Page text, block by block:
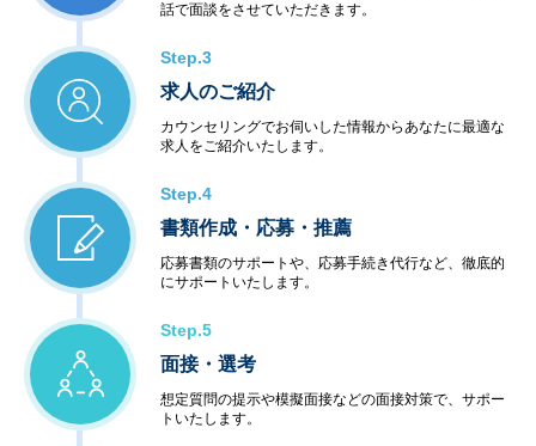
話で面談をさせていただきます。
Step.3
求人のご紹介
カウンセリングでお伺いした情報からあなたに最適な
求人をご紹介いたします。
Step.4
書類作成・応募・推薦
応募書類のサポートや、応募手続き代行など、徹底的
にサポートいたします。
Step.5
面接・選考
想定質問の提示や模擬面接などの面接対策で、サポー
トいたします。